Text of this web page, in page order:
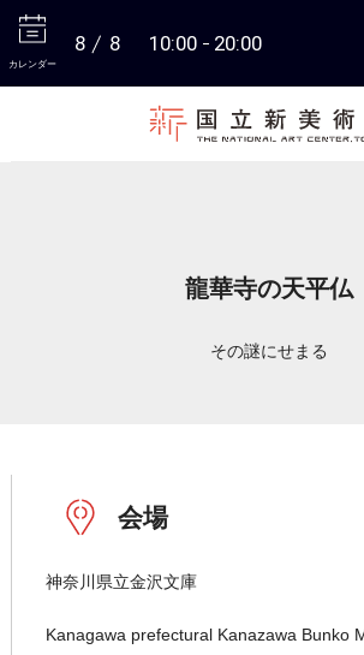
カレンダー
8 8 10:00 20:00
龍華寺の天平仏
その謎にせまる
会場
神奈川県立金沢文庫
Kanagawa prefectural Kanazawa Bunko